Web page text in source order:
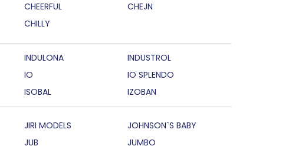
CHEERFUL
CHEJN
CHILLY
INDULONA
INDUSTROL
IO
IO SPLENDO
ISOBAL IZOBAN
JIRI MODELS
JOHNSON`S BABY
JUB JUMBO